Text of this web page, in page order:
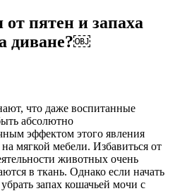
пятен и запаха
диване?￼
что даже воспитанные
абсолютно
эффектом этого явления
мягкой мебели. Избавиться от
животных очень
в ткань. Однако если начать
запах кошачьей мочи с